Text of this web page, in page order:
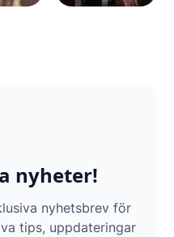
nyheter!
nyhetsbrev för
tips, uppdateringar